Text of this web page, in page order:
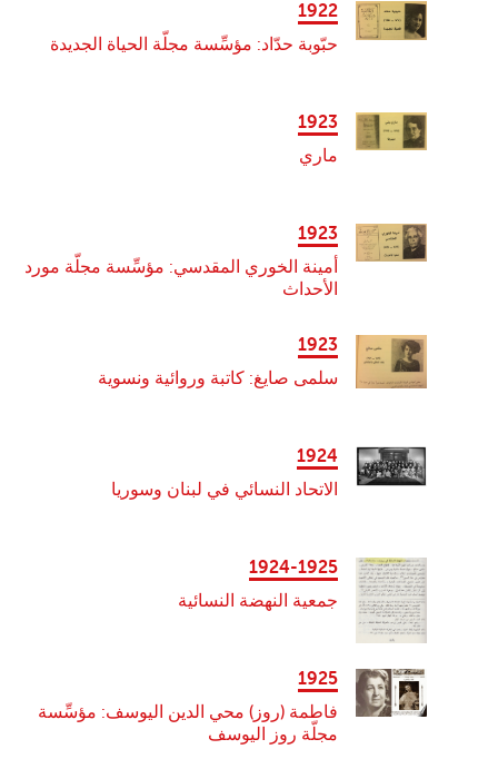
1922
حبّوبة حدّاد: مؤسِّسة مجلّة الحياة الجديدة
1923
ماري
1923
أمينة الخوري المقدسي: مؤسِّسة مجلّة مورد
الأحداث
1923
سلمى صايغ: كاتبة وروائية ونسوية
1924
الاتحاد النسائي في لبنان وسوريا
1924-1925
جمعية النهضة النسائية
1925
فاطمة (روز) محي الدين اليوسف: مؤسِّسة
مجلّة روز اليوسف